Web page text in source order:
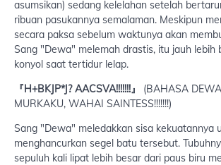
asumsikan) sedang kelelahan setelah
ribuan pasukannya semalaman. Meskipun
secara paksa sebelum waktunya akan
Sang "Dewa" melemah drastis, itu jauh lebih
konyol saat tertidur lelap.
『H+BKJP*J? AACSVA!!!!!!!』
(BAHASA
MURKAKU, WAHAI SAINTESS!!!!!!!)
Sang "Dewa" meledakkan sisa kekuatannya
menghancurkan segel batu tersebut.
sepuluh kali lipat lebih besar dari paus biru